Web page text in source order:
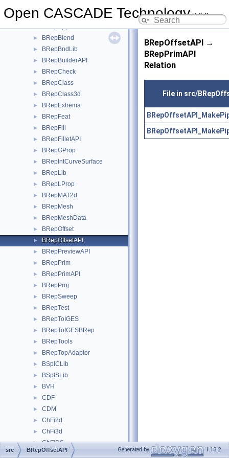
Open CASCADE Technology7.9.0
BRepAlgoAPI
► BRepBlend
► BRepBndLib
► BRepBuilderAPI
► BRepCheck
► BRepClass
► BRepClass3d
► BRepExtrema
► BRepFeat
► BRepFill
► BRepFilletAPI
► BRepGProp
► BRepIntCurveSurface
► BRepLib
► BRepLProp
► BRepMAT2d
► BRepMesh
► BRepMeshData
► BRepOffset
► BRepOffsetAPI
► BRepPreviewAPI
► BRepPrim
► BRepPrimAPI
► BRepProj
► BRepSweep
► BRepTest
► BRepToIGES
► BRepToIGESBRep
► BRepTools
► BRepTopAdaptor
► BSplCLib
► BSplSLib
► BVH
► CDF
► CDM
► ChFi2d
► ChFi3d
► ChFiDS
► ChFiKPart
BRepOffsetAPI →
BRepPrimAPI
Relation
File in src/
src BRepOffsetAPI Generated by 1.13.2